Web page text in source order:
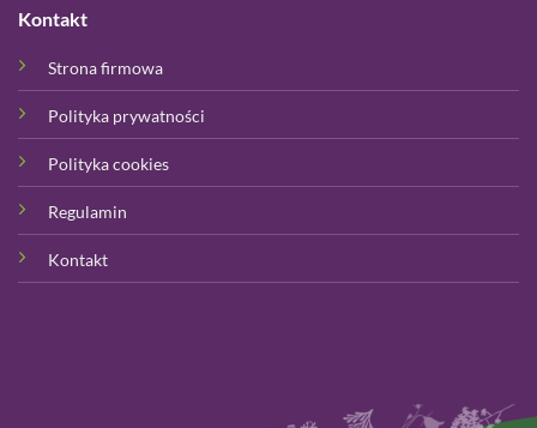
Kontakt
Strona firmowa
Polityka prywatności
Polityka cookies
Regulamin
Kontakt